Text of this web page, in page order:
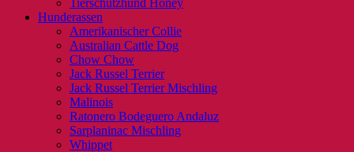
Tierschutzhund Honey
Hunderassen
Amerikanischer Collie
Australian Cattle Dog
Chow Chow
Jack Russel Terrier
Jack Russel Terrier Mischling
Malinois
Ratonero Bodeguero Andaluz
Sarplaninac Mischling
Whippet